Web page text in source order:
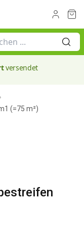
versendet
(=75 m²)